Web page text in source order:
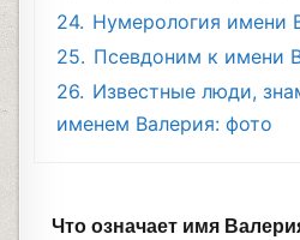
24. Нумерология имени
25. Псевдоним к имени
26. Известные люди,
именем Валерия: фото
Что означает имя